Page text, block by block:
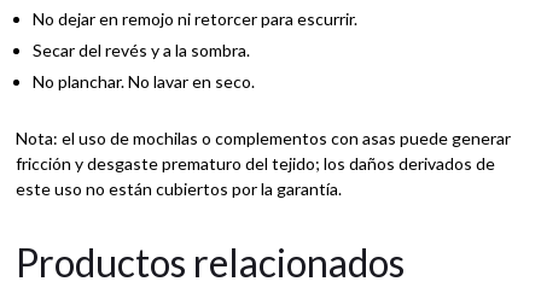
No dejar en remojo ni retorcer para escurrir.
Secar del revés y a la sombra.
No planchar. No lavar en seco.
Nota: el uso de mochilas o complementos con asas puede generar
fricción y desgaste prematuro del tejido; los daños derivados de
este uso no están cubiertos por la garantía.
Productos relacionados